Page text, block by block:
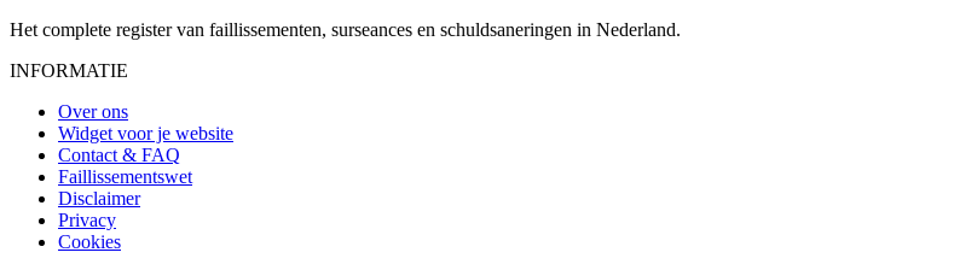
Het complete register van faillissementen, surseances en schuldsaneringen in Nederland.
INFORMATIE
Over ons
Widget voor je website
Contact & FAQ
Faillissementswet
Disclaimer
Privacy
Cookies